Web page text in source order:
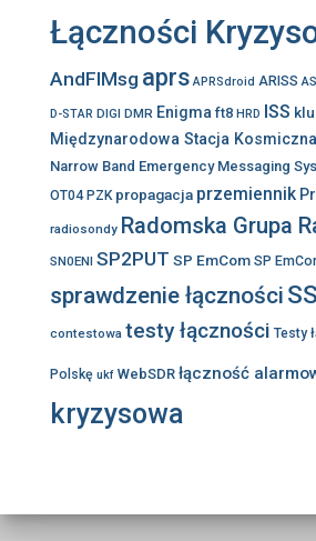
Łączności
AndFlMsg aprs APRSdroid ARISS
D-STAR DIGI DMR Enigma ft8 HRD ISS
Międzynarodowa Stacja Kosmiczna
Narrow Band Emergency Messaging
OT04 PZK propagacja przemiennik
radiosondy Radomska Grupa
SN0ENI SP2PUT SP EmCom SP
sprawdzenie łączności
contestowa testy łączności Testy
Polskę ukf WebSDR łączność
kryzysowa